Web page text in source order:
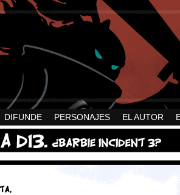
DIFUNDE PERSONAJES EL AUTOR